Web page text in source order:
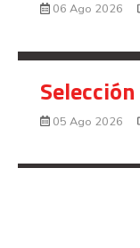
06 Ago 2026
05 Ago 2026